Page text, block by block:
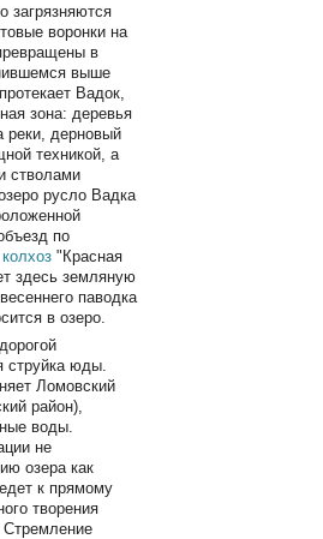
загрязняются
воронки на
в
выше
Вадок,
зона: деревья
реки, дерновый
техникой, а
стволами
русло Вадка
по
колхоз "Красная
здесь земляную
паводка
в озеро.
струйка юды.
Ломовский
район),
воды.
не
озера как
к прямому
творения
Стремление